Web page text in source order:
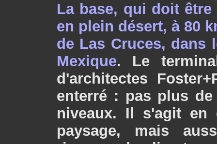
La base, qui doit être
en plein désert, à 80
de Las Cruces, dans
Mexique. Le
d'architectes
enterré : pas plus
niveaux. Il s'agit en
paysage, mais